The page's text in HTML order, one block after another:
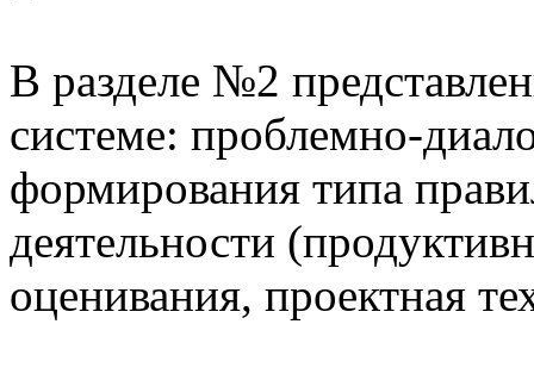
В разделе №2
системе: проблемно-
формирования типа
деятельности
оценивания, проектная